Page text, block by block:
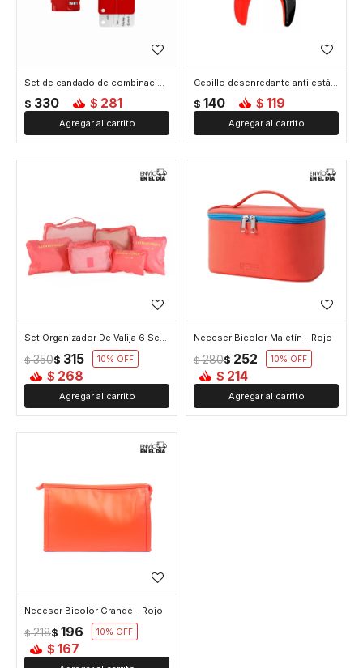
Set de candado de combinación e identificador de valija - Rojo
$ 330 $ 281
Cepillo desenredante anti estática - Rojo
$ 140 $ 119
Set Organizador De Valija 6 Separadores - Rojo
$ 315
$ 350 10
$ 268
Neceser Bicolor Maletín - Rojo
$ 252
$ 280 10
$ 214
Neceser Bicolor Grande - Rojo
$ 196
$ 218 10
$ 167